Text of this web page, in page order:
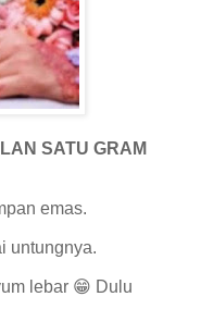
SATU GRAM
emas.
untungnya.
lebar 😁 Dulu